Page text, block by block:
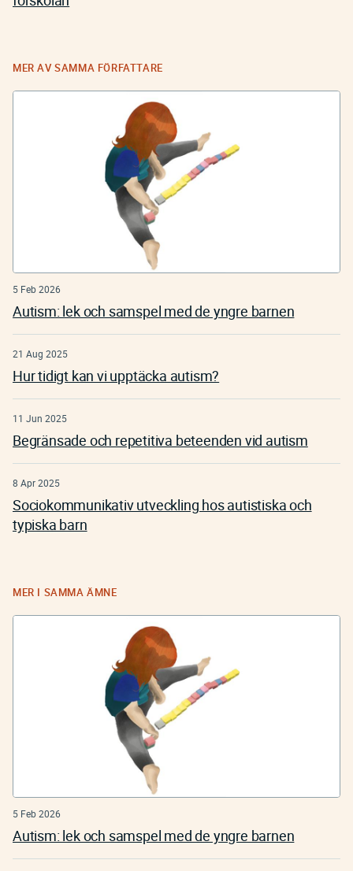
MER AV SAMMA FÖRFATTARE
5 Feb 2026
Autism: lek och samspel med de yngre barnen
21 Aug 2025
Hur tidigt kan vi upptäcka autism?
11 Jun 2025
Begränsade och repetitiva beteenden vid autism
8 Apr 2025
Sociokommunikativ utveckling hos autistiska och
typiska barn
MER I SAMMA ÄMNE
5 Feb 2026
Autism: lek och samspel med de yngre barnen